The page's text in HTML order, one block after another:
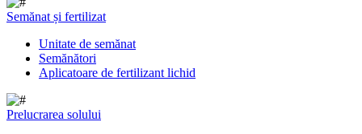
Semănat și fertilizat
Unitate de semănat
Semănători
Aplicatoare de fertilizant lichid
Prelucrarea solului